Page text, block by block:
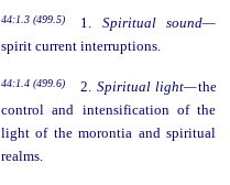
44:1.3 (499.5) 1. Spiritual sound—
spirit current interruptions.
44:1.4 (499.6) 2. Spiritual light—the
control and intensification of the
light of the morontia and spiritual
realms.